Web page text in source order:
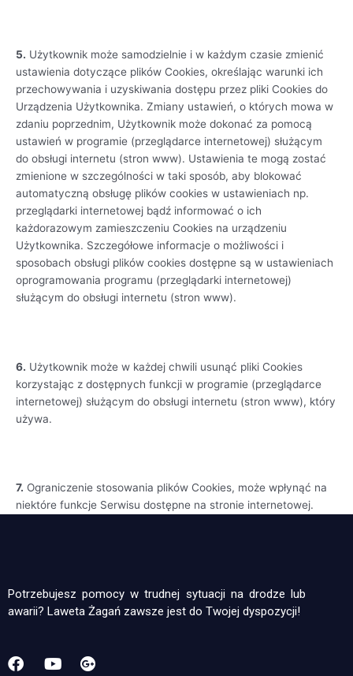
5. Użytkownik może samodzielnie i w każdym czasie zmienić
ustawienia dotyczące plików Cookies, określając warunki ich
przechowywania i uzyskiwania dostępu przez pliki Cookies do
Urządzenia Użytkownika. Zmiany ustawień, o których mowa w
zdaniu poprzednim, Użytkownik może dokonać za pomocą
ustawień w programie (przeglądarce internetowej) służącym
do obsługi internetu (stron www). Ustawienia te mogą zostać
zmienione w szczególności w taki sposób, aby blokować
automatyczną obsługę plików cookies w ustawieniach np.
przeglądarki internetowej bądź informować o ich
każdorazowym zamieszczeniu Cookies na urządzeniu
Użytkownika. Szczegółowe informacje o możliwości i
sposobach obsługi plików cookies dostępne są w ustawieniach
oprogramowania programu (przeglądarki internetowej)
służącym do obsługi internetu (stron www).
6. Użytkownik może w każdej chwili usunąć pliki Cookies
korzystając z dostępnych funkcji w programie (przeglądarce
internetowej) służącym do obsługi internetu (stron www), który
używa.
7. Ograniczenie stosowania plików Cookies, może wpłynąć na
niektóre funkcje Serwisu dostępne na stronie internetowej.
Potrzebujesz pomocy w trudnej sytuacji na drodze lub
awarii? Laweta Żagań zawsze jest do Twojej dyspozycji!